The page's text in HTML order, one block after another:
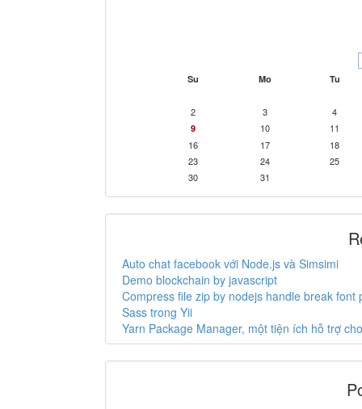
Su Mo Tu
2 3 4
9 10
11
16
17
18
23
24
25
30
31
Auto chat facebook với Node.js và Simsimi
Demo blockchain by javascript
Compress file zip by nodejs handle break font
Sass trong Yii
Yarn Package Manager, một tiện ích hỗ trợ